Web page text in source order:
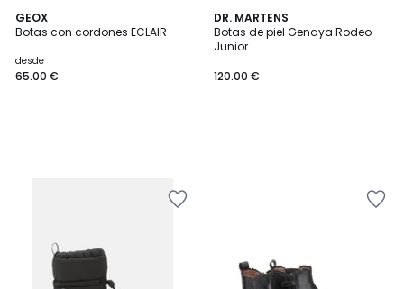
GEOX
Botas con cordones ECLAIR
desde
65.00 €
DR. MARTENS
Botas de piel Genaya Rodeo
Junior
120.00 €